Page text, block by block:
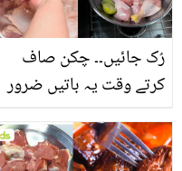
رُک جائیں۔۔ چکن صاف
کرتے وقت یہ باتیں ضرور